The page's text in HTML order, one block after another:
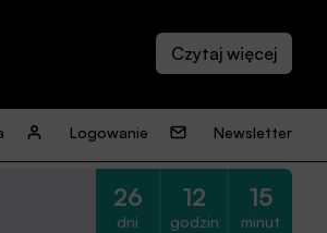
Logowanie Newsletter
26
dni
12
godzin
15
minut